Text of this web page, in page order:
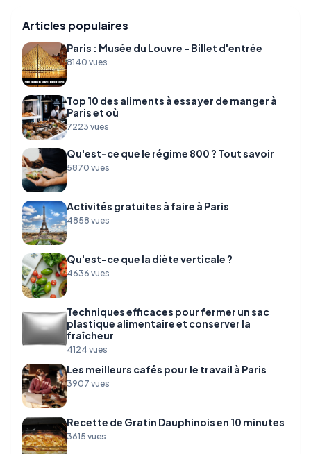
Articles populaires
Paris : Musée du Louvre - Billet d'entrée
8140 vues
Top 10 des aliments à essayer de manger à
Paris et où
7223 vues
Qu'est-ce que le régime 800 ? Tout savoir
5870 vues
Activités gratuites à faire à Paris
4858 vues
Qu'est-ce que la diète verticale ?
4636 vues
Techniques efficaces pour fermer un sac
plastique alimentaire et conserver la
fraîcheur
4124 vues
Les meilleurs cafés pour le travail à Paris
3907 vues
Recette de Gratin Dauphinois en 10 minutes
3615 vues